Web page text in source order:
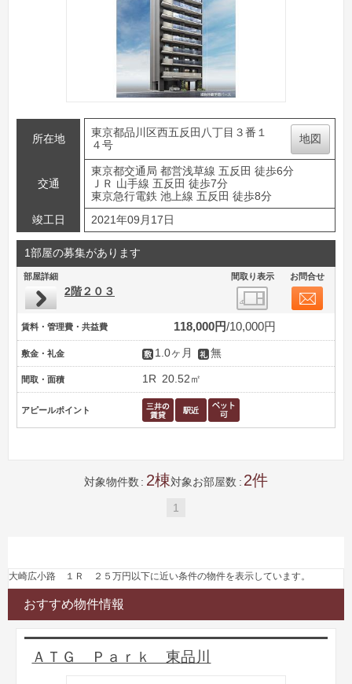
所在地
東京都品川区西五反田八丁目３番１
４号
地図
交通
東京都交通局 都営浅草線 五反田 徒歩6分
ＪＲ 山手線 五反田 徒歩7分
東京急行電鉄 池上線 五反田 徒歩8分
竣工日
2021年09月17日
1部屋の募集があります
部屋詳細 間取り表示 お問合せ
2階２０３
賃料・管理費・共益費 118,000円 10,000円
敷金・礼金 1.0ヶ月 無
間取・面積 1R 20.52㎡
アピールポイント
対象物件数 2 対象お部屋数 2
1
大崎広小路 １Ｒ ２５万円以下に近い条件の物件を表示しています。
おすすめ物件情報
ＡＴＧ Ｐａｒｋ 東品川